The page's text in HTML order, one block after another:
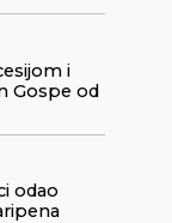
i
Gospe od
odao